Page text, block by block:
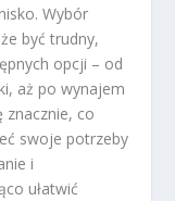
Wybór
być trudny,
opcji – od
aż po wynajem
znacznie, co
swoje potrzeby
i
ułatwić